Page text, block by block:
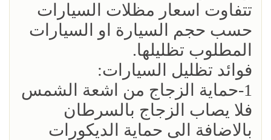
تتفاوت اسعار مظلات السيارات
حسب حجم السيارة او السيارات
المطلوب تظليلها.
فوائد تظليل السيارات:
1-حماية الزجاج من اشعة الشمس
فلا يصاب الزجاج بالسرطان
بالاضافة الى حماية الديكورات